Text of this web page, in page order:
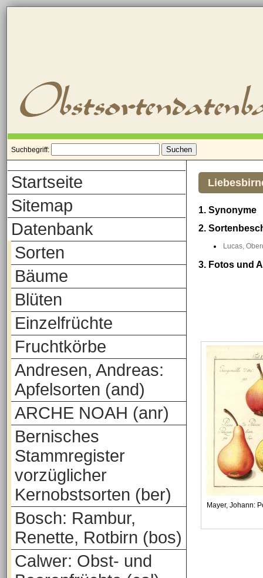
Suchbegriff:
Startseite
Sitemap
Datenbank
Sorten
Bäume
Blüten
Einzelfrüchte
Fruchtkörbe
Andresen, Andreas:
Apfelsorten (and)
ARCHE NOAH (anr)
Bernisches
Stammregister
vorzüglicher
Kernobstsorten (ber)
Bosch: Rambur,
Renette, Rotbirn (bos)
Calwer: Obst- und
1. Synonyme
2.
Lucas,
3. Fotos und
Mayer, Johann: